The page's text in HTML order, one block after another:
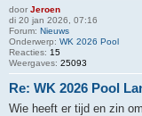
door Jeroen
di 20 jan 2026, 07:16
Forum: Nieuws
Onderwerp: WK 2026 Pool
Reacties: 15
Weergaves: 25093
Re: WK 2026 Pool
Wie heeft er tijd en zin